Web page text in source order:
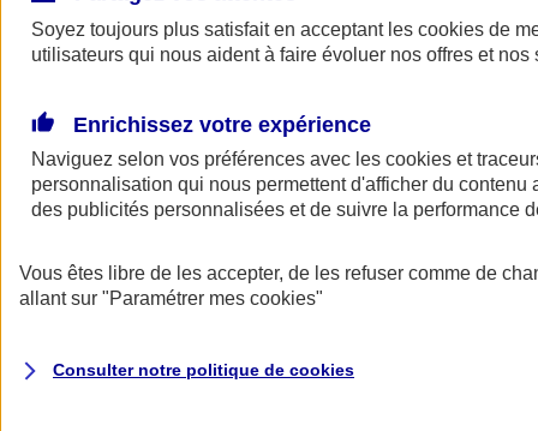
AXA Assurance
Soyez toujours plus satisfait en acceptant les cookies de
utilisateurs qui nous aident à faire évoluer nos offres et nos
Enrichissez votre expérience
Naviguez selon vos préférences avec les cookies et
personnalisation qui nous permettent d'afficher du contenu
des publicités personnalisées et de suivre la performance
Vous êtes libre de les accepter, de les refuser comme de
allant sur "Paramétrer mes cookies"
Consulter notre politique de cookies